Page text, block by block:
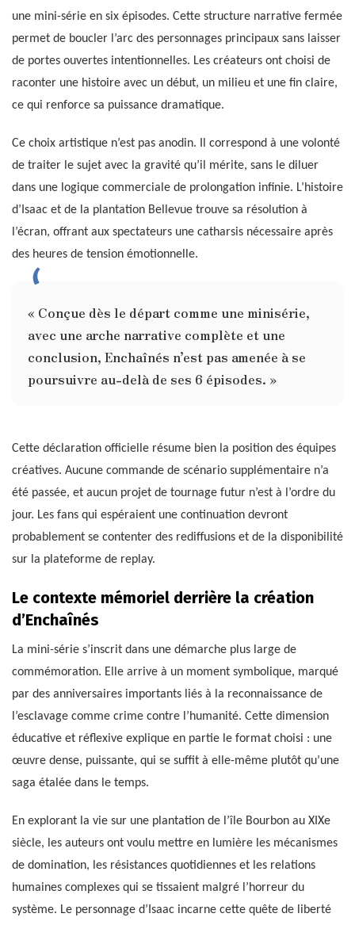
une mini-série en six épisodes. Cette structure narrative fermée
permet de boucler l’arc des personnages principaux sans laisser
de portes ouvertes intentionnelles. Les créateurs ont choisi de
raconter une histoire avec un début, un milieu et une fin claire,
ce qui renforce sa puissance dramatique.
Ce choix artistique n’est pas anodin. Il correspond à une volonté
de traiter le sujet avec la gravité qu’il mérite, sans le diluer
dans une logique commerciale de prolongation infinie. L’histoire
d’Isaac et de la plantation Bellevue trouve sa résolution à
l’écran, offrant aux spectateurs une catharsis nécessaire après
des heures de tension émotionnelle.
« Conçue dès le départ comme une minisérie,
avec une arche narrative complète et une
conclusion, Enchaînés n’est pas amenée à se
poursuivre au-delà de ses 6 épisodes. »
Cette déclaration officielle résume bien la position des équipes
créatives. Aucune commande de scénario supplémentaire n’a
été passée, et aucun projet de tournage futur n’est à l’ordre du
jour. Les fans qui espéraient une continuation devront
probablement se contenter des rediffusions et de la disponibilité
sur la plateforme de replay.
Le contexte mémoriel derrière la création
d’Enchaînés
La mini-série s’inscrit dans une démarche plus large de
commémoration. Elle arrive à un moment symbolique, marqué
par des anniversaires importants liés à la reconnaissance de
l’esclavage comme crime contre l’humanité. Cette dimension
éducative et réflexive explique en partie le format choisi : une
œuvre dense, puissante, qui se suffit à elle-même plutôt qu’une
saga étalée dans le temps.
En explorant la vie sur une plantation de l’île Bourbon au XIXe
siècle, les auteurs ont voulu mettre en lumière les mécanismes
de domination, les résistances quotidiennes et les relations
humaines complexes qui se tissaient malgré l’horreur du
système. Le personnage d’Isaac incarne cette quête de liberté